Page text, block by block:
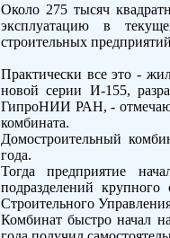
Около 275 тысяч
эксплуатацию в
строительных
Практически все это -
новой серии И-155,
ГипроНИИ РАН, -
комбината.
Домостроительный
года.
Тогда предприятие
подразделений крупного
Строительного
Комбинат быстро начал